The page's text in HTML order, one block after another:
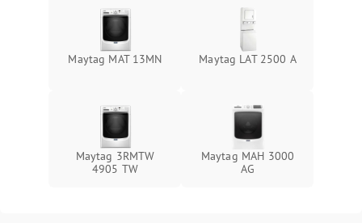
Maytag MAT 13MN Maytag LAT 2500 A
Maytag 3RMTW
4905 TW
Maytag MAH 3000
AG